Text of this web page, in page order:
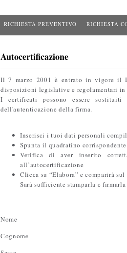
RICHIESTA PREVENTIVO RICHIESTA
Autocertificazione
Il 7 marzo 2001 è entrato in vigore il
disposizioni legislative e regolamentari
I certificati possono essere
dell'autenticazione della firma.
Inserisci i tuoi dati personali
Spunta il quadratino
Verifica di aver inserito
all’autocertificazione
Clicca su “Elabora” e comparirà
Sarà sufficiente stamparla e
Nome
Cognome